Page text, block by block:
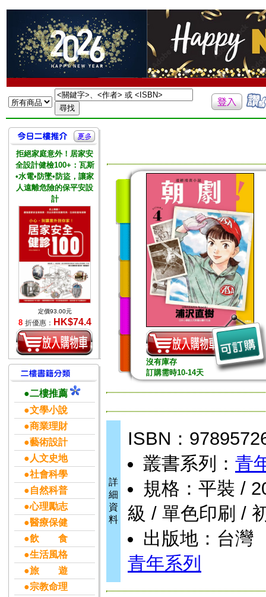
拒絕家庭意外！居家安
全設計健檢100+：瓦斯
•水電•防墜•防盜，讓家
人遠離危險的保平安設
計
定價93.00元
8 折優惠： HK$74.4
●二樓推薦
●文學小說
●商業理財
●藝術設計
●人文史地
●社會科學
●自然科普
●心理勵志
●醫療保健
●飲 食
●生活風格
●旅 遊
●宗教命理
沒有庫存
訂購需時10-14天
詳
細
資
料
ISBN：
叢書系列： 青
規格：平裝 /
級 / 單色印刷 /
出版地：台灣
青年系列